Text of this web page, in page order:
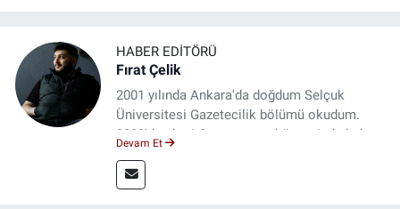
HABER EDITÖRÜ
Fırat Çelik
2001 yılında Ankara'da doğdum Selçuk
Üniversitesi Gazetecilik bölümü okudum.
2023'den beri Genç gazete bünyesinde haber
Devam Et